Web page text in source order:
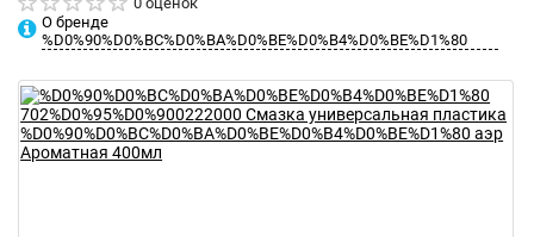
О бренде
%D0%90%D0%BC%D0%BA%D0%BE%D0%B4%D0%BE%D1%80